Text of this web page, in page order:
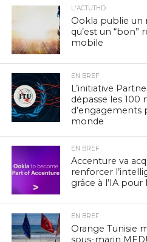
L'ACTUTHD
Ookla publie un
qu’est un “bon”
mobile
EN BREF
L’initiative
dépasse les 100
monde
EN BREF
Accenture va
renforcer
grâce à l’IA
EN BREF
Orange Tunisie
sous-marin